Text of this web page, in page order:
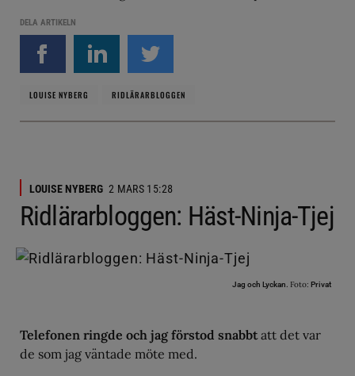
DELA ARTIKELN
LOUISE NYBERG RIDLÄRARBLOGGEN
LOUISE NYBERG 2 MARS 15:28
Ridlärarbloggen: Häst-Ninja-Tjej
Jag och Lyckan. Foto: Privat
Telefonen ringde och jag förstod snabbtatt det var
de som jag väntade möte med.